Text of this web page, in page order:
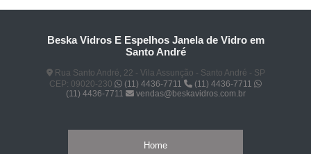
Beska Vidros E Espelhos Janela de Vidro em
Santo André
Rua Santo André, 22 - Vila Assunção - Santo André - SP
CEP: 09020-230
(11) 4436-7711
(11) 4436-7711
(11) 4436-7711
vendas@beskavidros.com.br
Home